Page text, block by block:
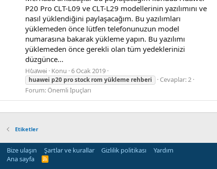
P20 Pro CLT-L09 ve CLT-L29 modellerinin yazılımını ve
nasıl yüklendiğini paylaşacağım. Bu yazılımları
yüklemeden önce lütfen telefonunuzun model
numarasına bakarak yükleme yapın. Bu yazılımı
yüklemeden önce gerekli olan tüm yedeklerinizi
düzgünce...
Huawei Konu 6 Ocak 2019
huawei p20 prostock rom yükleme rehberi
Cevaplar: 2
Forum: Önemli İpuçları
Etiketler
Bize ulaşın Şartlar ve kurallar Gizlilik politikası
Yardım
Ana sayfa
R
S